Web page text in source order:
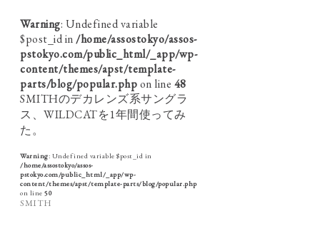
Warning: Undefined variable
$post_id in/home/assostokyo/assos-
pstokyo.com/public_html/_app/wp-
content/themes/apst/template-
parts/blog/popular.phpon line 48
SMITHのデカレンズ系サングラ
ス、WILDCATを1年間使ってみ
た。
Warning: Undefined variable $post_id in
/home/assostokyo/assos-
pstokyo.com/public_html/_app/wp-
content/themes/apst/template-parts/blog/popular.php
on line 50
SMITH